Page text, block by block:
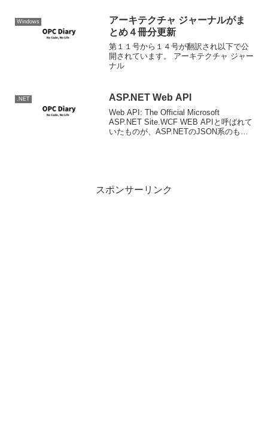
強力に推し進めていると僕は考える。
一...
Windows
アーキテクチャ ジャーナルがま
とめ４冊分更新
第１１号から１４号が翻訳され以下で公
開されています。 アーキテクチャ ジャー
ナル
.NET ASP.NET Web API
Web API: The Official Microsoft
ASP.NET Site.WCF WEB APIと呼ばれて
いたものが、ASP.NETのJSON系のもの
スポンサーリンク